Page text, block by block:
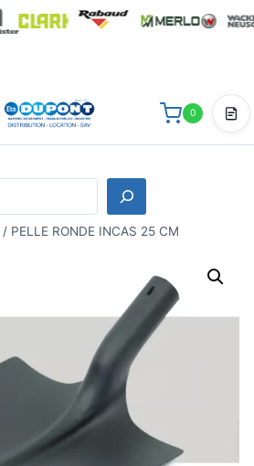
0
/ PELLE RONDE INCAS 25 CM